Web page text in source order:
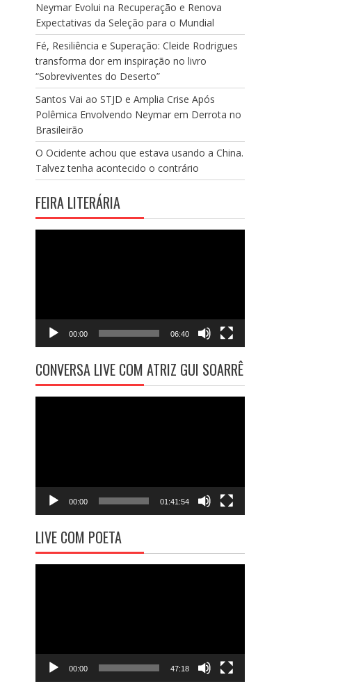
Neymar Evolui na Recuperação e Renova
Expectativas da Seleção para o Mundial
Fé, Resiliência e Superação: Cleide Rodrigues
transforma dor em inspiração no livro
“Sobreviventes do Deserto”
Santos Vai ao STJD e Amplia Crise Após
Polêmica Envolvendo Neymar em Derrota no
Brasileirão
O Ocidente achou que estava usando a China.
Talvez tenha acontecido o contrário
FEIRA LITERÁRIA
00:00 06:40
CONVERSA LIVE COM ATRIZ GUI SOARRÊ
00:00 01:41:54
LIVE COM POETA
00:00 47:18